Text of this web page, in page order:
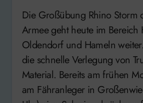
Die Großübung Rhino Storm der britischen
Armee geht heute im Bereich
Oldendorf und Hameln
die schnelle Verlegung von
Material. Bereits am frühen
am Fähranleger in